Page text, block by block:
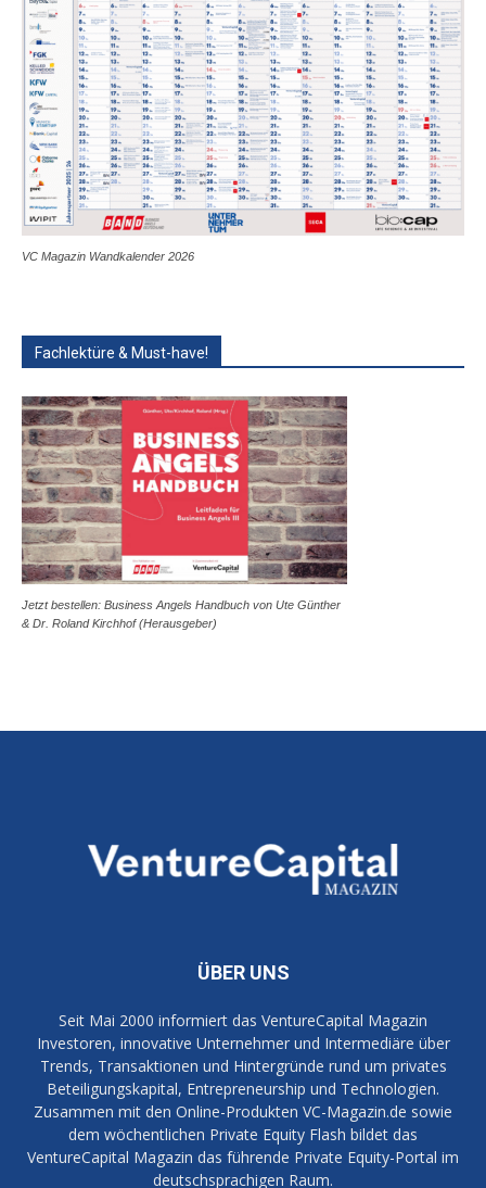
VC Magazin Wandkalender 2026
Fachlektüre & Must-have!
Jetzt bestellen: Business Angels Handbuch von Ute Günther
& Dr. Roland Kirchhof (Herausgeber)
ÜBER UNS
Seit Mai 2000 informiert das VentureCapital Magazin
Investoren, innovative Unternehmer und Intermediäre über
Trends, Transaktionen und Hintergründe rund um privates
Beteiligungskapital, Entrepreneurship und Technologien.
Zusammen mit den Online-Produkten VC-Magazin.de sowie
dem wöchentlichen Private Equity Flash bildet das
VentureCapital Magazin das führende Private Equity-Portal im
deutschsprachigen Raum.